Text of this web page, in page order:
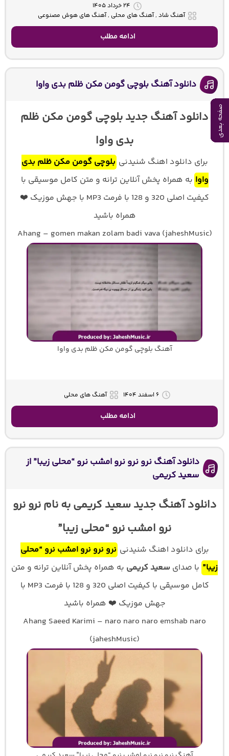
صفحه بعدی
صفحه بعدی
صفحه بعدی
صفحه بعدی
صفحه بعدی
۲۴ خرداد ۱۴۰۵
آهنگ شاد , آهنگ های محلی , آهنگ های هوش مصنوعی
ادامه مطلب
دانلود آهنگ بلوچی گومن مکن ظلم بدی واوا
دانلود آهنگ جدید بلوچی گومن مکن ظلم
بدی واوا
برای دانلود اهنگ شنیدنی بلوچی گومن مکن ظلم بدی
واوا به همراه پخش آنلاین ترانه و متن کامل موسیقی با
کیفیت اصلی 320 و 128 با فرمت MP3 با جهش موزیک ❤️
همراه باشید
Ahang – gomen makan zolam badi vava (jaheshMusic)
آهنگ بلوچی گومن مکن ظلم بدی واوا
صفحه بعدی
۶ اسفند ۱۴۰۴ آهنگ های محلی
ادامه مطلب
دانلود آهنگ نرو نرو نرو امشب نرو “محلی زیبا” از
سعید کریمی
دانلود آهنگ جدید سعید کریمی به نام نرو نرو
نرو امشب نرو “محلی زیبا”
برای دانلود اهنگ شنیدنی نرو نرو نرو امشب نرو “محلی
زیبا” با صدای سعید کریمی به همراه پخش آنلاین ترانه و متن
کامل موسیقی با کیفیت اصلی 320 و 128 با فرمت MP3 با
جهش موزیک ❤️ همراه باشید
Ahang Saeed Karimi – naro naro naro emshab naro
(jaheshMusic)
صفحه بعدی
صفحه بعدی
صفحه بعدی
صفحه بعدی